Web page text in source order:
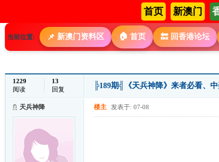
首页 新澳门
当前位置: 📌 新澳门资料区 🏠 首页 🔙 回香港论坛
1229
阅读
13
回复
╠189期╣《天兵神降》来者必看、
天兵神降 楼主 发表于: 07-08